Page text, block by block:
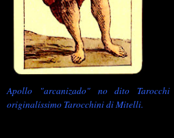
Apollo "arcanizado" no dito
originalíssimo Tarocchini di Mitelli.